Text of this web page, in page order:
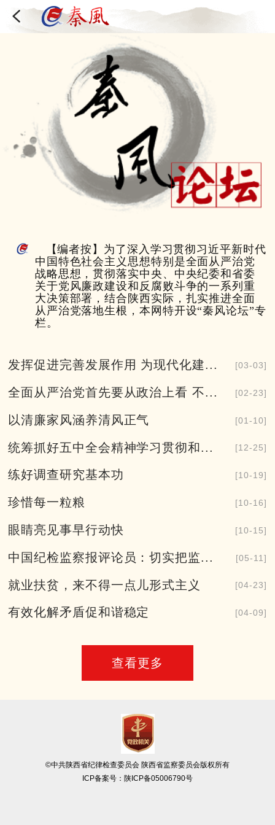
【编者按】为了深入学习贯彻习近平新时代
中国特色社会主义思想特别是全面从严治党
战略思想，贯彻落实中央、中央纪委和省委
关于党风廉政建设和反腐败斗争的一系列重
大决策部署，结合陕西实际，扎实推进全面
从严治党落地生根，本网特开设“秦风论坛”专
栏。
发挥促进完善发展作用 为现代化建... [03-03]
全面从严治党首先要从政治上看 不... [02-23]
以清廉家风涵养清风正气 [01-10]
统筹抓好五中全会精神学习贯彻和... [12-25]
练好调查研究基本功 [10-19]
珍惜每一粒粮 [10-16]
眼睛亮见事早行动快 [10-15]
中国纪检监察报评论员：切实把监... [05-11]
就业扶贫，来不得一点儿形式主义 [04-23]
有效化解矛盾促和谐稳定 [04-09]
查看更多
©中共陕西省纪律检查委员会 陕西省监察委员会版权所有
ICP备案号： 陕ICP备05006790号